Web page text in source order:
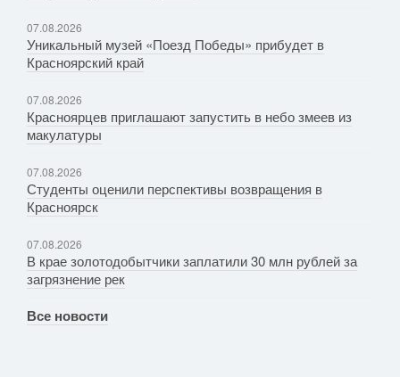
07.08.2026
Уникальный музей «Поезд Победы» прибудет в
Красноярский край
07.08.2026
Красноярцев приглашают запустить в небо змеев из
макулатуры
07.08.2026
Студенты оценили перспективы возвращения в
Красноярск
07.08.2026
В крае золотодобытчики заплатили 30 млн рублей за
загрязнение рек
Все новости